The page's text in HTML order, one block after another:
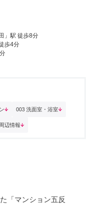
」駅 徒歩8分
歩4分
003 洗面室・浴室
辺情報
「マンション五反